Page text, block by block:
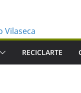
RECICLARTE